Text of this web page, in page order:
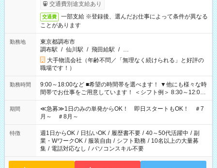
交通費別途支給あり
交通費
一部支給 ※登録後、選んだお仕事によって条件が異なる
ことがあります
勤務地
東京都調布市
調布駅 / 仙川駅 / 飛田給駅 / …
大手物流会社（年齢不問／「無理なく続けられる」と好評の
職場です！）
勤務時間
9:00～18:00など ■希望の時間帯を選べます！ ▼他にも様々な時
間帯でお仕事をご用意しています！ ＜シフト例＞ 8:30～12:00
17:00～22:00 13:00～22:00 22:00～翌6:00 など
期間
≪急募≫1日のみの単発からOK！ 即日スタートもOK！ ＃7
月～ ＃8月～
特徴 週1日からOK / 日払いOK / 履歴書不要 / 40～50代活躍中 / 副
業・WワークOK / 服装自由 / シフト勤務 / 10名以上の大量募
集 / 電話対応なし / パソコンスキル不要